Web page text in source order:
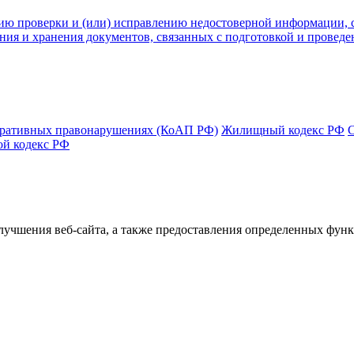
проверки и (или) исправлению недостоверной информации,
и хранения документов, связанных с подготовкой и
правонарушениях (КоАП РФ) Жилищный кодекс РФ
кодекс РФ
веб-сайта, а также предоставления определенных